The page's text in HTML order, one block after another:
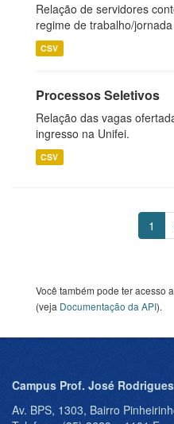
Relação de servidores
regime de trabalho/
CSV
Processos Seletivos
Relação das vagas
ingresso na Unifei.
CSV
1
Você também pode ter acesso
(veja Documentação da API).
Campus Prof. José
Av. BPS, 1303, Bairro